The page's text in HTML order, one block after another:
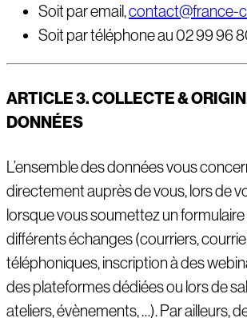
Soit par email,contact@france-
Soit par téléphone au 02 99 96
ARTICLE 3. COLLECTE &
DONNÉES
L’ensemble des données vous
directement auprès de vous, lors de
lorsque vous soumettez un
différents échanges (courriers,
téléphoniques, inscription à des
des plateformes dédiées ou lors de
ateliers, évènements, …). Par ailleurs,